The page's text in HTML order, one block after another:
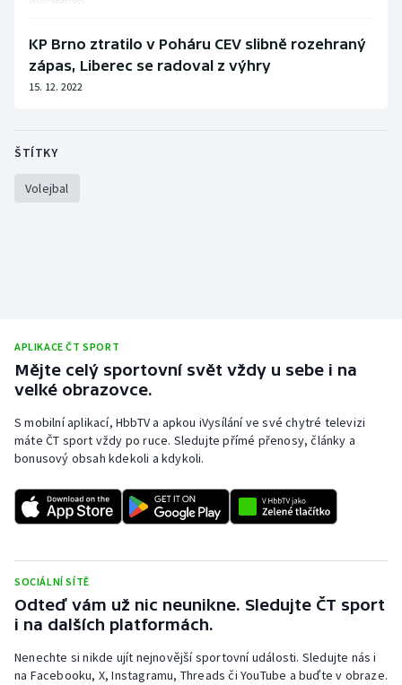
KP Brno ztratilo v Poháru CEV slibně rozehraný
zápas, Liberec se radoval z výhry
15. 12. 2022
ŠTÍTKY
Volejbal
APLIKACE ČT SPORT
Mějte celý sportovní svět vždy u sebe i na
velké obrazovce.
S mobilní aplikací, HbbTV a apkou iVysílání ve své chytré televizi
máte ČT sport vždy po ruce. Sledujte přímé přenosy, články a
bonusový obsah kdekoli a kdykoli.
SOCIÁLNÍ SÍTĚ
Odteď vám už nic neunikne. Sledujte ČT sport
i na dalších platformách.
Nenechte si nikde ujít nejnovější sportovní události. Sledujte nás i
na Facebooku, X, Instagramu, Threads či YouTube a buďte v obraze.